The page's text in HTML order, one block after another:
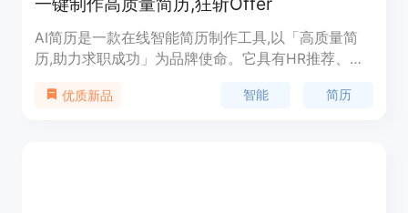
AI简历是一款在线智能简历制作工具,以「高质量简
历,助力求职成功」为品牌使命。它具有HR推荐、专
色、简历扩写、简历精炼等功能,还提供简历精修、
优质新品 智能 简历